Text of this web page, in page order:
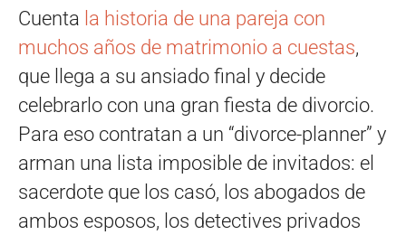
Cuenta la historia de una pareja con
muchos años de matrimonio a cuestas,
que llega a su ansiado final y decide
celebrarlo con una gran fiesta de divorcio.
Para eso contratan a un “divorce-planner” y
arman una lista imposible de invitados: el
sacerdote que los casó, los abogados de
ambos esposos, los detectives privados